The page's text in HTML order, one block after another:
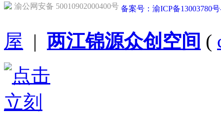
渝公网安备 50010902000400号 备案号：渝ICP备13003780
屋 | 两江锦源众创空间 (